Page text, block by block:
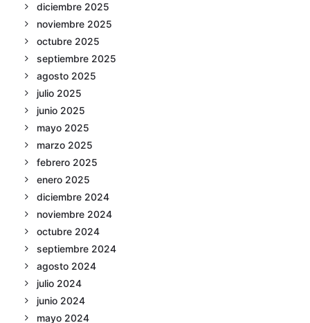
diciembre 2025
noviembre 2025
octubre 2025
septiembre 2025
agosto 2025
julio 2025
junio 2025
mayo 2025
marzo 2025
febrero 2025
enero 2025
diciembre 2024
noviembre 2024
octubre 2024
septiembre 2024
agosto 2024
julio 2024
junio 2024
mayo 2024